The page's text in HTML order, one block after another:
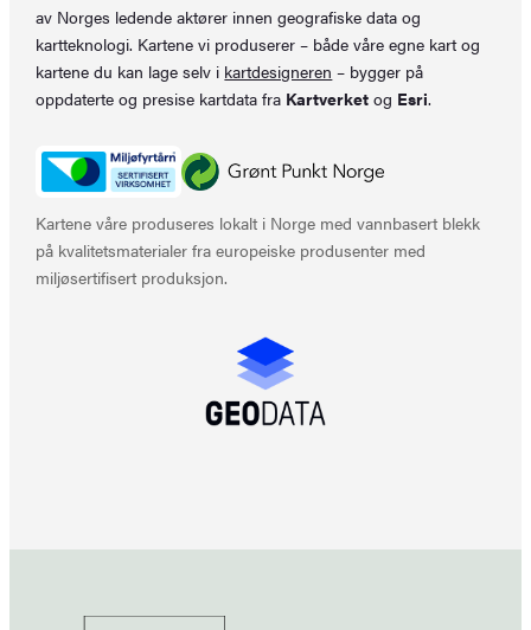
av Norges ledende aktører innen geografiske data og
kartteknologi. Kartene vi produserer – både våre egne kart og
kartene du kan lage selv i kartdesigneren – bygger på
oppdaterte og presise kartdata fra Kartverket og Esri.
Kartene våre produseres lokalt i Norge med vannbasert blekk
på kvalitetsmaterialer fra europeiske produsenter med
miljøsertifisert produksjon.